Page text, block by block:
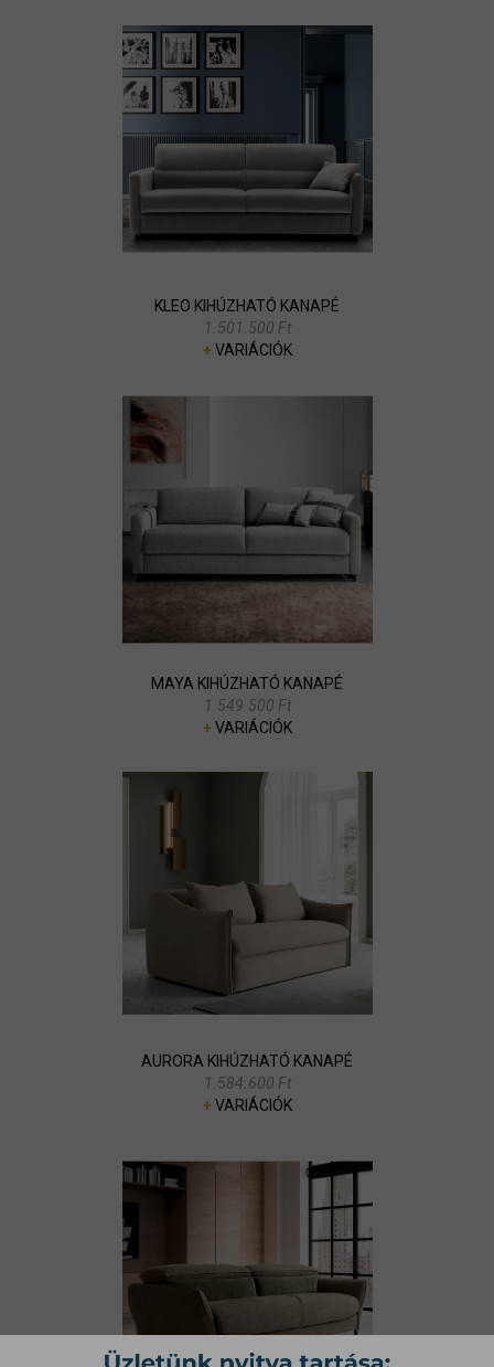
KLEO KIHÚZHATÓ KANAPÉ
1.501.500 Ft
+VARIÁCIÓK
MAYA KIHÚZHATÓ KANAPÉ
1.549.500 Ft
+VARIÁCIÓK
AURORA KIHÚZHATÓ KANAPÉ
1.584.600 Ft
+VARIÁCIÓK